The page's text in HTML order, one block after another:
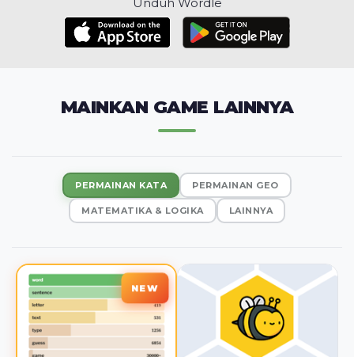
MAINKAN GAME LAINNYA
PERMAINAN KATA PERMAINAN GEO
MATEMATIKA & LOGIKA LAINNYA